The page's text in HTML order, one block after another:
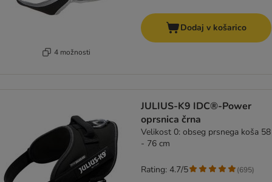
4 možnosti
Dodaj v košarico
JULIUS-K9 IDC®-Power
oprsnica črna
Velikost 0: obseg prsnega koša 58
- 76 cm
Rating: 4.7/5 (695)